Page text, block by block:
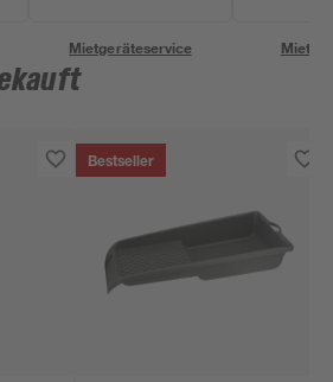
Mietgeräteservice
Bestseller